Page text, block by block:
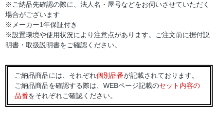
※ご納品先確認の際に、法人名・屋号などをお伺いさせていただく
場合がございます
※メーカー1年保証付き
※設置環境や使用状況により注意点があります。ご注文前に据付説
明書・取扱説明書をご確認ください。
ご納品商品には、それぞれ個別品番が記載されております。
ご納品商品を確認する際は、WEBページ記載のセット内容の
品番をそれぞれご確認ください。